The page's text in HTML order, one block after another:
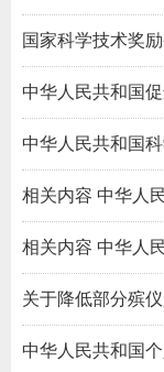
国家科学技术奖
中华人民共和国
中华人民共和国
相关内容 中华人
修改版）解读
相关内容 中华人
年修订)
关于降低部分殡
2004 1625号
中华人民共和国